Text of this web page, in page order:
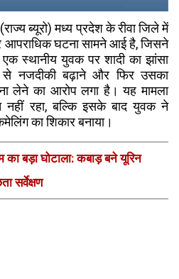
ब्यूरो) मध्य प्रदेश के रीवा जिले में
आपराधिक घटना सामने आई है, जिसने
स्थानीय युवक पर शादी का झांसा
से नजदीकी बढ़ाने और फिर उसका
लेने का आरोप लगा है। यह मामला
नहीं रहा, बल्कि इसके बाद युवक ने
का शिकार बनाया।
का बड़ा घोटाला: कबाड़ बने यूरिन
सर्वेक्षण